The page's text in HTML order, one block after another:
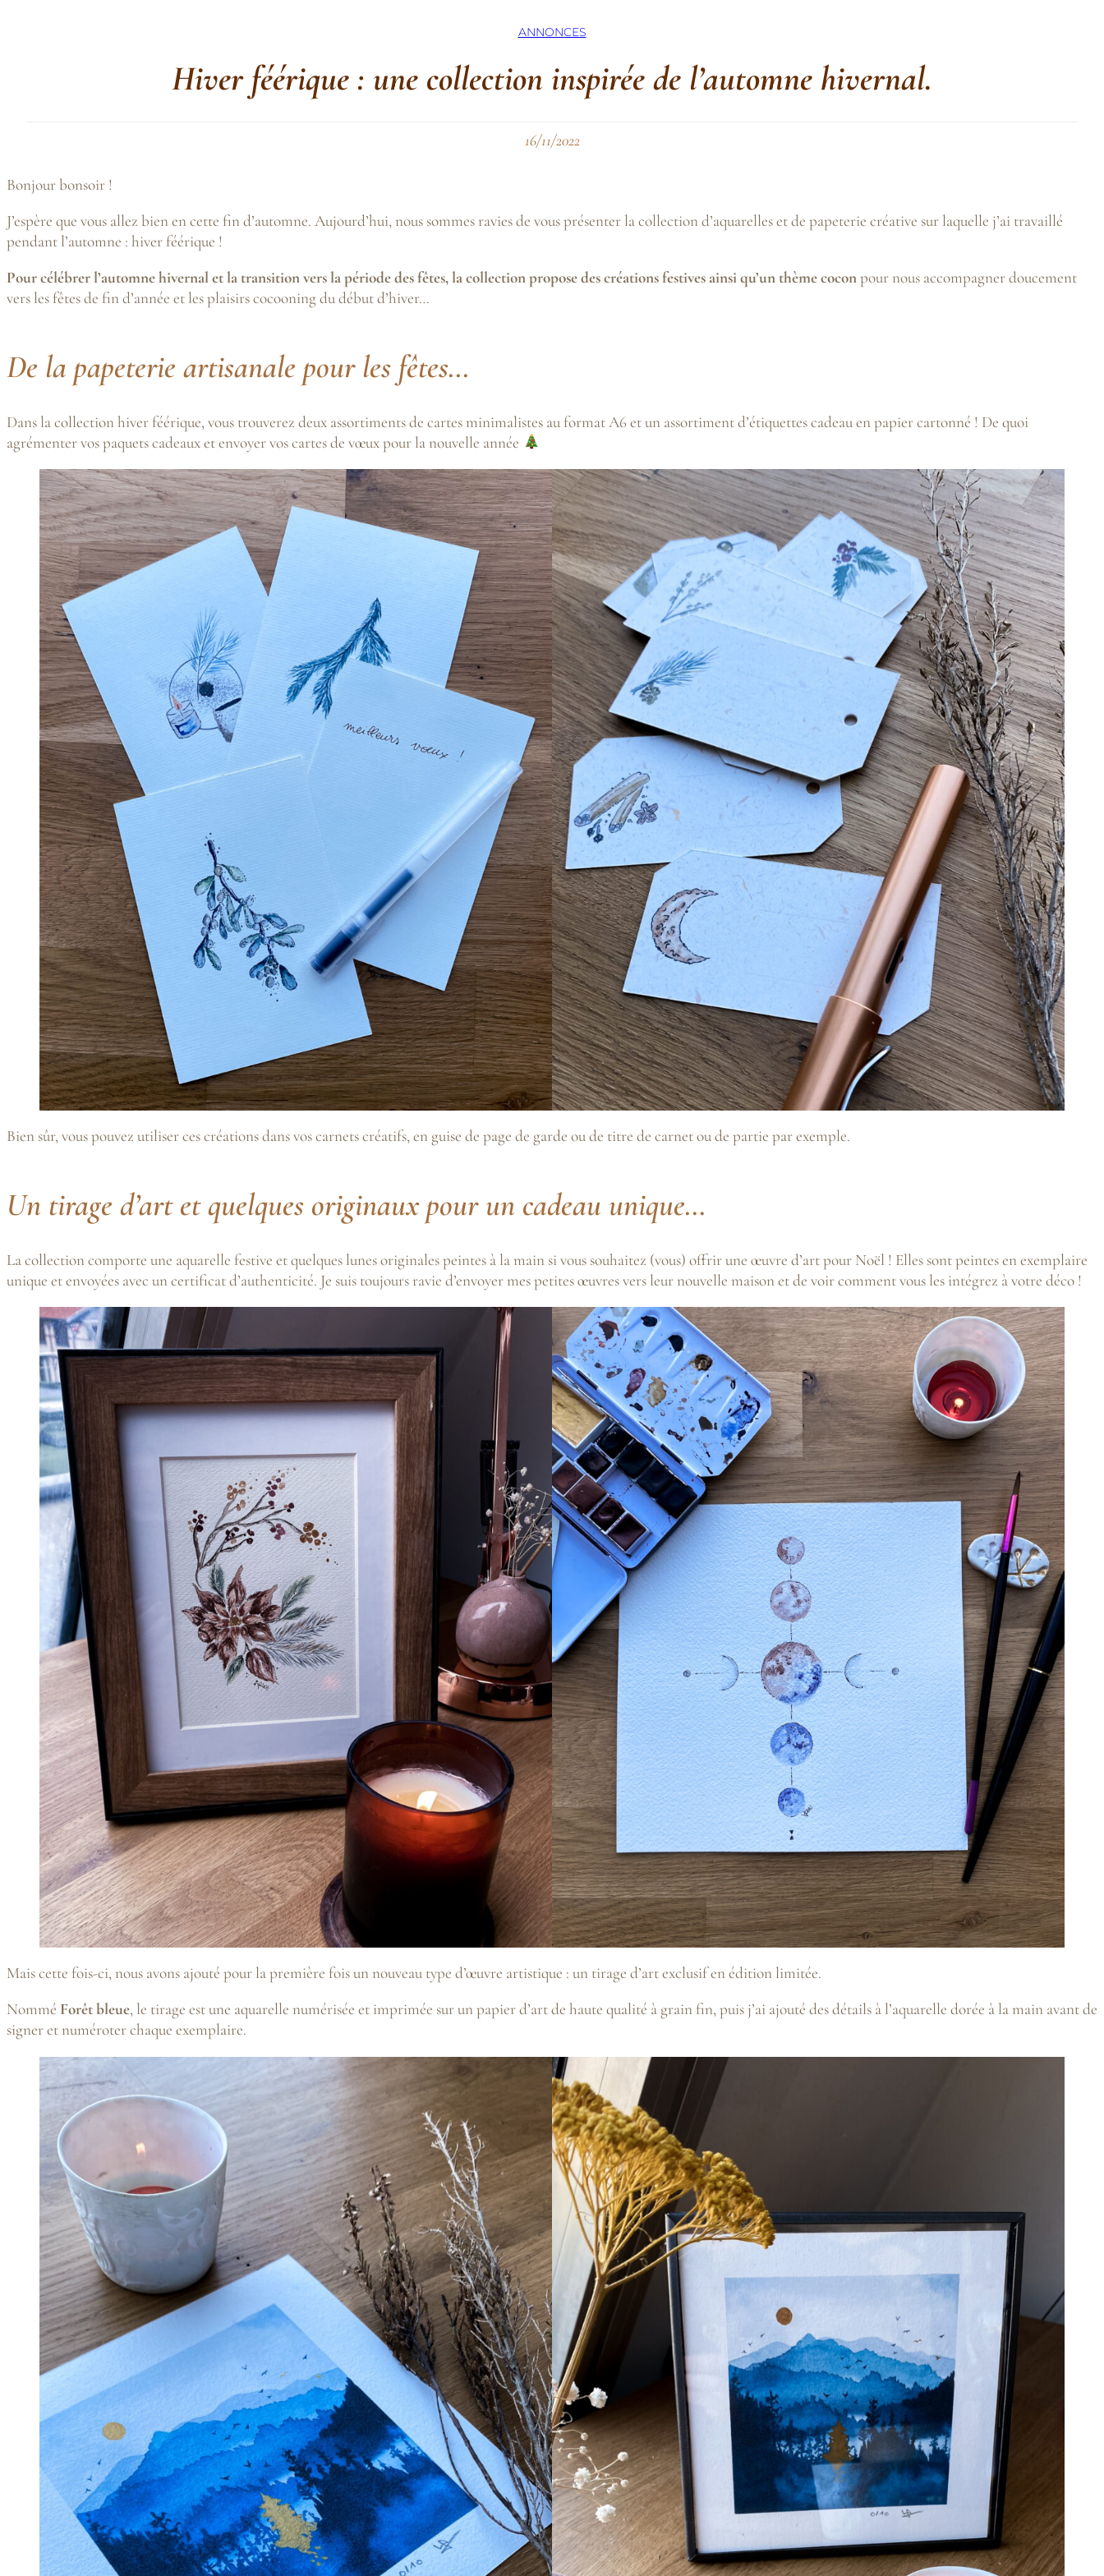
ANNONCES
Hiver féérique : une collection inspirée de l’automne hivernal.
16/11/2022
Bonjour bonsoir !
J’espère que vous allez bien en cette fin d’automne. Aujourd’hui, nous sommes ravies de vous présenter la collection d’aquarelles et de papeterie créative sur laquelle j’ai travaillé
pendant l’automne : hiver féérique !
Pour célébrer l’automne hivernal et la transition vers la période des fêtes, la collection propose des créations festives ainsi qu’un thème coconpour nous accompagner doucement
vers les fêtes de fin d’année et les plaisirs cocooning du début d’hiver…
De la papeterie artisanale pour les fêtes…
Dans la collection hiver féérique, vous trouverez deux assortiments de cartes minimalistes au format A6 et un assortiment d’étiquettes cadeau en papier cartonné ! De quoi
agrémenter vos paquets cadeaux et envoyer vos cartes de vœux pour la nouvelle année
Bien sûr, vous pouvez utiliser ces créations dans vos carnets créatifs, en guise de page de garde ou de titre de carnet ou de partie par exemple.
Un tirage d’art et quelques originaux pour un cadeau unique…
La collection comporte une aquarelle festive et quelques lunes originales peintes à la main si vous souhaitez (vous) offrir une œuvre d’art pour Noël ! Elles sont peintes en exemplaire
unique et envoyées avec un certificat d’authenticité. Je suis toujours ravie d’envoyer mes petites œuvres vers leur nouvelle maison et de voir comment vous les intégrez à votre déco !
Mais cette fois-ci, nous avons ajouté pour la première fois un nouveau type d’œuvre artistique : un tirage d’art exclusif en édition limitée.
Nommé Forêt bleue, le tirage est une aquarelle numérisée et imprimée sur un papier d’art de haute qualité à grain fin, puis j’ai ajouté des détails à l’aquarelle dorée à la main avant de
signer et numéroter chaque exemplaire.